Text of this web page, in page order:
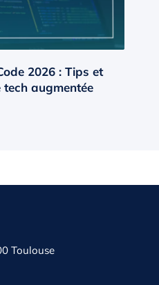
2026 : Tips et
tech augmentée
Toulouse